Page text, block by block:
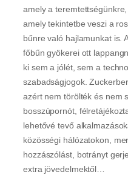
amely a
amely tekintetbe veszi a
bűnre való hajlamunkat is.
főbűn gyökerei ott
ki sem a jólét, sem a
szabadságjogok.
azért nem törölték és nem
bosszúpornót,
lehetővé tevő
közösségi hálózatokon,
hozzászólást, botrányt
extra jövedelmektől…